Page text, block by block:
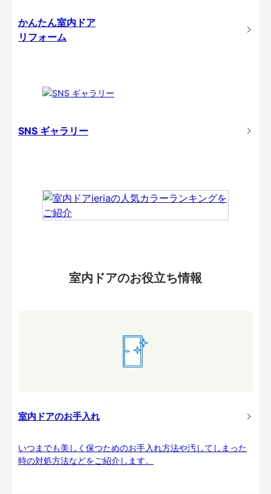
かんたん室内ドア
リフォーム
SNS ギャラリー
室内ドアのお役立ち情報
室内ドアのお手入れ
いつまでも美しく保つためのお手入れ方法や汚してしまった
時の対処方法などをご紹介します。